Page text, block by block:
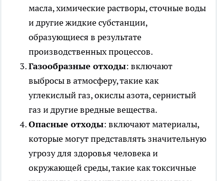
масла, химические растворы, сточные воды
и другие жидкие субстанции,
образующиеся в результате
производственных процессов.
Газообразные отходы: включают
выбросы в атмосферу, такие как
углекислый газ, окислы азота, сернистый
газ и другие вредные вещества.
Опасные отходы: включают материалы,
которые могут представлять значительную
угрозу для здоровья человека и
окружающей среды, такие как токсичные